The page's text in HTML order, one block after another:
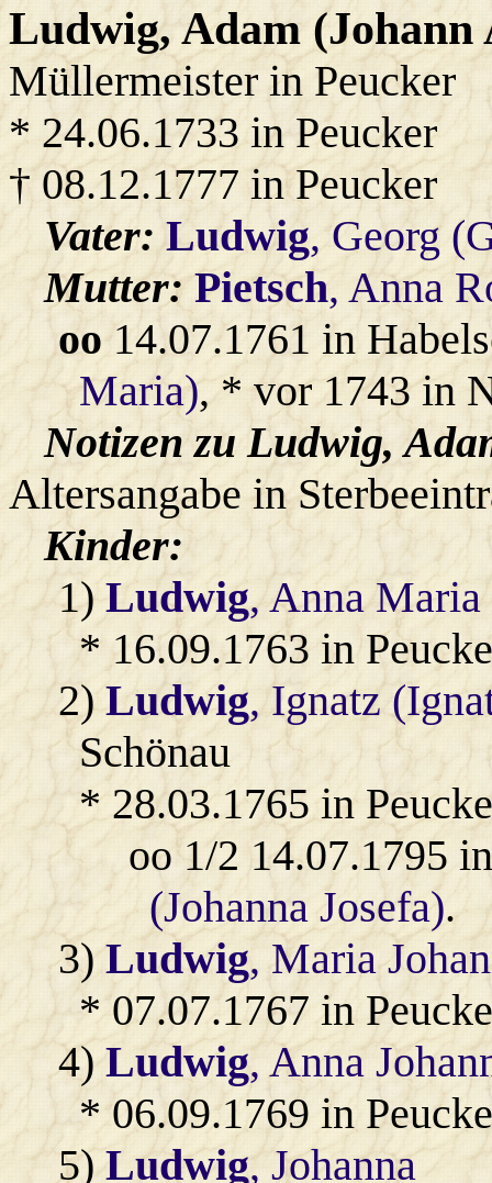
Ludwig, Adam (Johann
Müllermeister in Peucker
* 24.06.1733 in Peucker
† 08.12.1777 in Peucker
Vater:Ludwig, Georg
Mutter:Pietsch, Anna
oo14.07.1761 in
Maria), * vor 1743 in
Notizen zu Ludwig,
Altersangabe in
Kinder:
1)Ludwig, Anna Maria
* 16.09.1763 in
2)Ludwig, Ignatz
Schönau
* 28.03.1765 in
oo 1/2 14.07.1795
(Johanna Josefa).
3)Ludwig, Maria
* 07.07.1767 in
4)Ludwig, Anna
* 06.09.1769 in
5)Ludwig, Johanna